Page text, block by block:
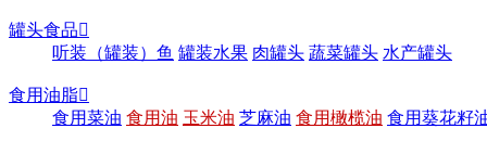
罐头食品
听装（罐装）鱼 罐装水果 肉罐头 蔬菜罐头 水产罐头
食用油脂
食用菜油 食用油 玉米油 芝麻油 食用橄榄油 食用葵花籽